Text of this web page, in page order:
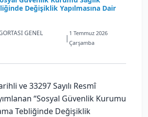
Değişiklik Yapılmasına Dair
GENEL
|
1 Temmuz 2026
Çarşamba
ve 33297 Sayılı Resmî
“Sosyal Güvenlik Kurumu
Tebliğinde Değişiklik